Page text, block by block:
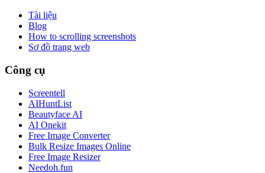
Tài liệu
Blog
How to scrolling screenshots
Sơ đồ trang web
Công cụ
Screentell
AIHuntList
Beautyface AI
AI Onekit
Free Image Converter
Bulk Resize Images Online
Free Image Resizer
Needoh.fun